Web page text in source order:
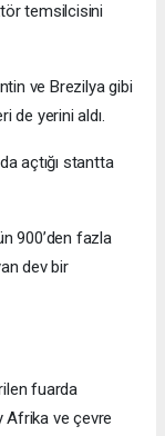
temsilcisini
ve Brezilya gibi
de yerini aldı.
açtığı stantta
900’den fazla
dev bir
fuarda
Afrika ve çevre